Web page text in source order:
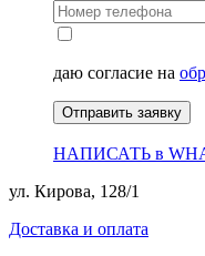
даю согласие на
Отправить заявку
НАПИСАТЬ в
ул. Кирова, 128/1
Доставка и оплата